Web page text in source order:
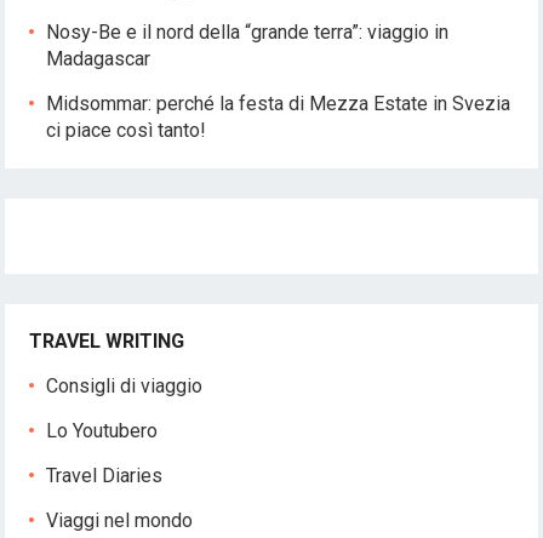
Nosy-Be e il nord della “grande terra”: viaggio in
Madagascar
Midsommar: perché la festa di Mezza Estate in Svezia
ci piace così tanto!
TRAVEL WRITING
Consigli di viaggio
Lo Youtubero
Travel Diaries
Viaggi nel mondo